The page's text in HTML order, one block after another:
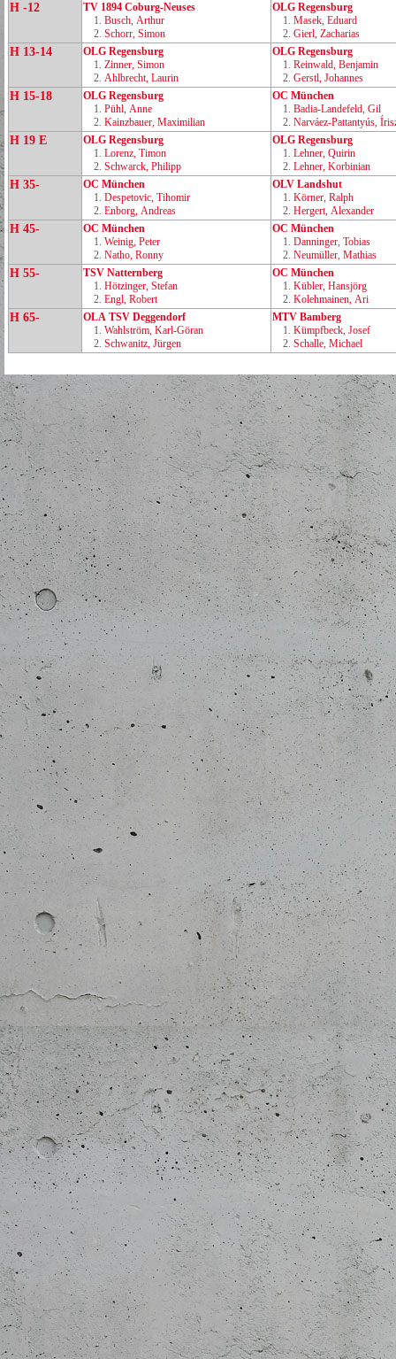
H -12
TV 1894 Coburg‑Neuses
1. Busch, Arthur
2. Schorr, Simon
OLG Regensburg
1. Masek, Eduard
2. Gierl, Zacharias
H 13-14
OLG Regensburg
1. Zinner, Simon
2. Ahlbrecht, Laurin
OLG Regensburg
1. Reinwald, Benjamin
2. Gerstl, Johannes
H 15-18
OLG Regensburg
1. Pühl, Anne
2. Kainzbauer, Maximilian
OC München
1. Badia‑Landefeld, Gil
2. Narváez‑Pattantyús,
H 19 E
OLG Regensburg
1. Lorenz, Timon
2. Schwarck, Philipp
OLG Regensburg
1. Lehner, Quirin
2. Lehner, Korbinian
H 35-
OC München
1. Despetovic, Tihomir
2. Enborg, Andreas
OLV Landshut
1. Körner, Ralph
2. Hergert, Alexander
H 45-
OC München
1. Weinig, Peter
2. Natho, Ronny
OC München
1. Danninger, Tobias
2. Neumüller, Mathias
H 55-
TSV Natternberg
1. Hötzinger, Stefan
2. Engl, Robert
OC München
1. Kübler, Hansjörg
2. Kolehmainen, Ari
H 65-
OLA TSV Deggendorf
1. Wahlström, Karl‑Göran
2. Schwanitz, Jürgen
MTV Bamberg
1. Kümpfbeck, Josef
2. Schalle, Michael